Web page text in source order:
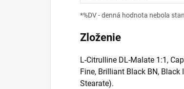
*%DV - denná hodnota nebola
Zloženie
L-Citrulline DL-Malate 1:1,
Fine, Brilliant Black BN,
Stearate).